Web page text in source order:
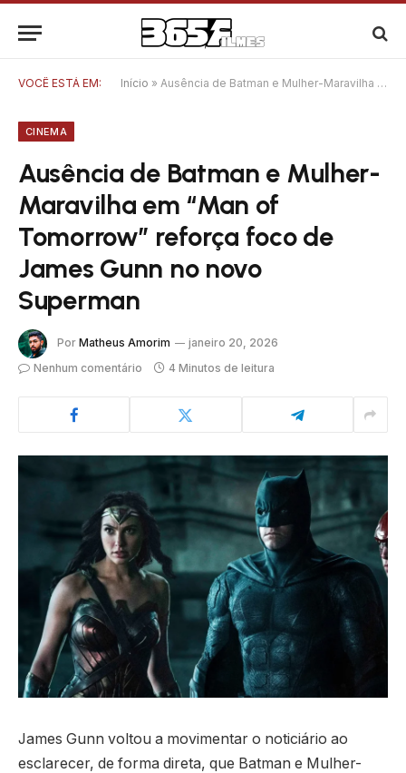
VOCÊ ESTÁ EM: Início » Ausência de Batman e Mulher-Maravilha em “Man of Tomorrow” reforça foco de James Gunn no novo Superman
CINEMA
Ausência de Batman e Mulher-
Maravilha em “Man of
Tomorrow” reforça foco de
James Gunn no novo
Superman
Por Matheus Amorim
janeiro 20, 2026
Nenhum comentário
4 Minutos de leitura
James Gunn voltou a movimentar o noticiário ao
esclarecer, de forma direta, que Batman e Mulher-